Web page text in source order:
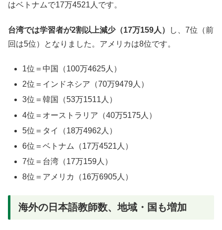
はベトナムで17万4521人です。
台湾では学習者が2割以上減少（17万159人）
し、7位（前
回は5位）となりました。アメリカは8位です。
1位＝ 中国（100万4625人）
2位＝ インドネシア（70万9479人）
3位＝韓国（53万1511人）
4位＝ オーストラリア（40万5175人）
5位＝ タイ（18万4962人）
6位＝ベトナム（17万4521人）
7位＝台湾 （17万159人）
8位＝アメリカ（16万6905人）
海外の日本語教師数、地域・国も増加